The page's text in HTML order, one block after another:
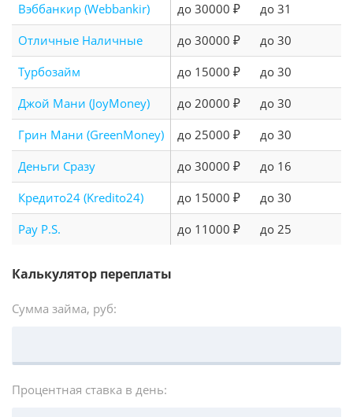
Вэббанкир (Webbankir)
до 30000 ₽ до 31
Отличные Наличные
до 30000 ₽ до 30
Турбозайм
до 15000 ₽ до 30
Джой Мани (JoyMoney)
до 20000 ₽ до 30
Грин Мани (GreenMoney)
до 25000 ₽ до 30
Деньги Сразу
до 30000 ₽ до 16
Кредито24 (Kredito24)
до 15000 ₽ до 30
Pay P.S.
до 11000 ₽ до 25
Калькулятор переплаты
Сумма займа, руб:
Процентная ставка в день: